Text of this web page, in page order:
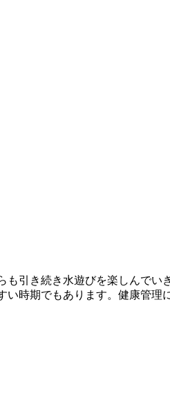
引き続き水遊びを楽しんで
時期でもあります。健康管理